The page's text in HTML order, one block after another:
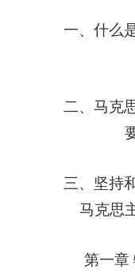
一、什么
二、马克
三、坚持
马克思
第一章